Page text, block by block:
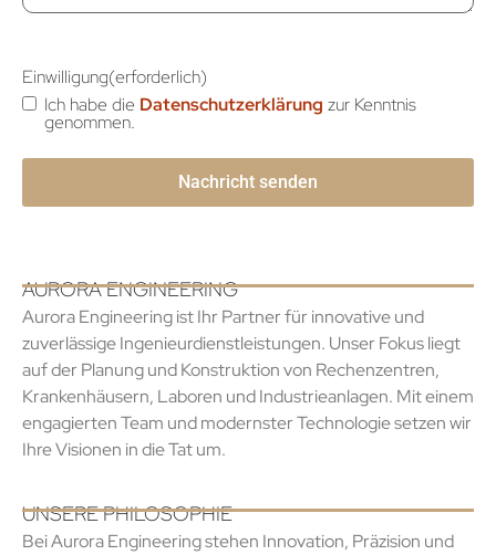
Einwilligung(erforderlich)
Ich habe die Datenschutzerklärung zur Kenntnis
genommen.
AURORA ENGINEERING
Aurora Engineering ist Ihr Partner für innovative und
zuverlässige Ingenieurdienstleistungen. Unser Fokus liegt
auf der Planung und Konstruktion von Rechenzentren,
Krankenhäusern, Laboren und Industrieanlagen. Mit einem
engagierten Team und modernster Technologie setzen wir
Ihre Visionen in die Tat um.
UNSERE PHILOSOPHIE
Bei Aurora Engineering stehen Innovation, Präzision und